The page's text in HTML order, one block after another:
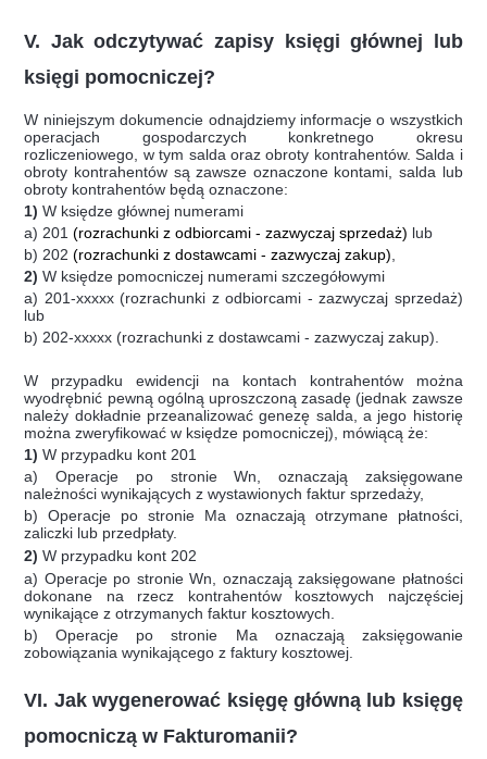
V. Jak odczytywać zapisy księgi głównej lub
księgi pomocniczej?
W niniejszym dokumencie odnajdziemy informacje o wszystkich
operacjach gospodarczych konkretnego okresu
rozliczeniowego, w tym salda oraz obroty kontrahentów. Salda i
obroty kontrahentów są zawsze oznaczone kontami, salda lub
obroty kontrahentów będą oznaczone:
1) W księdze głównej numerami
a) 201(rozrachunki z odbiorcami - zazwyczaj sprzedaż) lub
b) 202(rozrachunki z dostawcami - zazwyczaj zakup)
2) W księdze pomocniczej numerami szczegółowymi
a) 201-xxxxx (rozrachunki z odbiorcami - zazwyczaj sprzedaż)
lub
b) 202-xxxxx (rozrachunki z dostawcami - zazwyczaj zakup).
W przypadku ewidencji na kontach kontrahentów można
wyodrębnić pewną ogólną uproszczoną zasadę (jednak zawsze
należy dokładnie przeanalizować genezę salda, a jego historię
można zweryfikować w księdze pomocniczej), mówiącą że:
1) W przypadku kont 201
a) Operacje po stronie Wn, oznaczają zaksięgowane
należności wynikających z wystawionych faktur sprzedaży,
b) Operacje po stronie Ma oznaczają otrzymane płatności,
zaliczki lub przedpłaty.
2) W przypadku kont 202
a) Operacje po stronie Wn, oznaczają zaksięgowane płatności
dokonane na rzecz kontrahentów kosztowych najczęściej
wynikające z otrzymanych faktur kosztowych.
b) Operacje po stronie Ma oznaczają zaksięgowanie
zobowiązania wynikającego z faktury kosztowej.
VI. Jak wygenerować księgę główną lub księgę
pomocniczą w Fakturomanii?